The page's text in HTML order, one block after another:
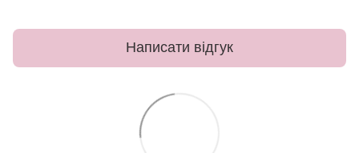
Написати відгук